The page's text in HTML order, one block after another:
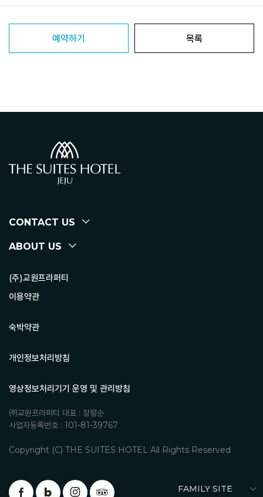
예약하기 목록
CONTACT US
ABOUT US
(주)교원프라퍼티
이용약관
숙박약관
개인정보처리방침
영상정보처리기기 운영 및 관리방침
㈜교원프라퍼티 대표 : 장평순
사업자등록번호 : 101-81-39767
Copyright (C) THE SUITES HOTEL All Rights Reserved
FAMILY SITE